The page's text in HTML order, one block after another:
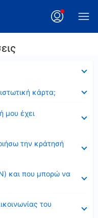
κάρτα;
μου έχει
την κράτησή
και που μπορώ να
του